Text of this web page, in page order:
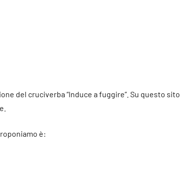
del cruciverba “Induce a fuggire”. Su questo sito
è: